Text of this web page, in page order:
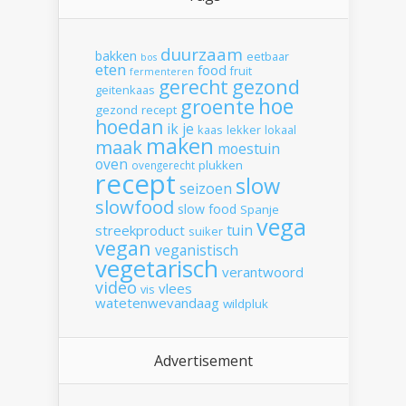
bakken bos duurzaam eetbaar
eten fermenteren food fruit
geitenkaas gerecht gezond
gezond recept groente hoe
hoedan ik je kaas lekker lokaal
maak maken moestuin
oven ovengerecht plukken
recept seizoen slow
slowfood slow food Spanje
streekproduct suiker tuin vega
vegan veganistisch
vegetarisch verantwoord
video vis vlees
watetenwevandaag wildpluk
Advertisement